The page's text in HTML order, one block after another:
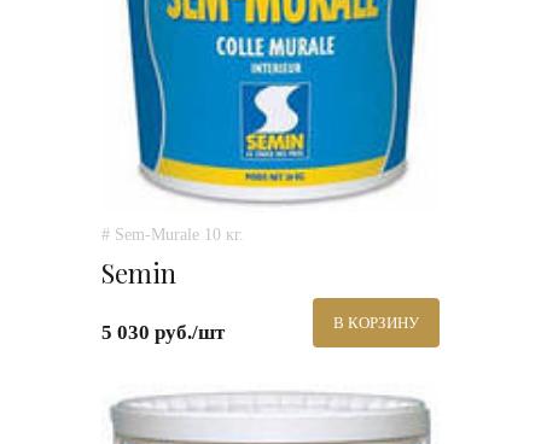
# Sem-Murale 10 кг.
Semin
5 030 руб./шт В КОРЗИНУ